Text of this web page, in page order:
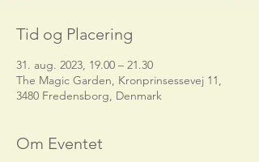
Tid og Placering
31. aug. 2023, 19.00 – 21.30
The Magic Garden, Kronprinsessevej 11,
3480 Fredensborg, Denmark
Om Eventet